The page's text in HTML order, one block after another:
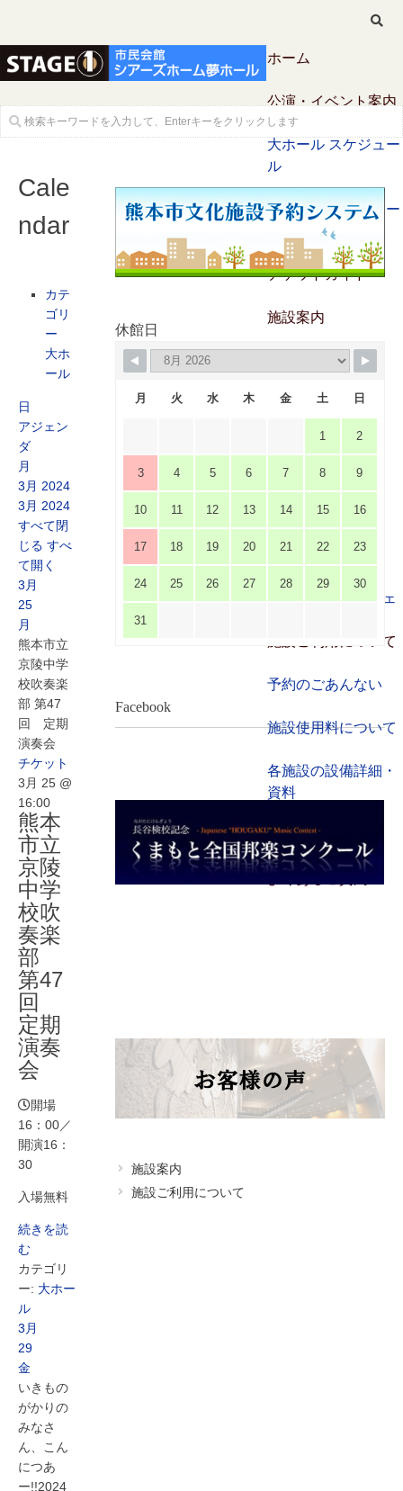
ホーム
公演・イベント案内
大ホール スケジュー
ル
大会議室 スケジュー
チケットガイド
施設案内
ステージビュー
ル）
中小会議室
展示ロビー
レストラン・カフェ
施設ご利用について
予約のごあんない
施設使用料について
各施設の設備詳細・
資料
アクセス
Cale
ndar
カテ
ゴリ
ー
大ホ
ール
日
アジェン
ダ
月
3月 2024
3月 2024
すべて閉
じる すべ
て開く
3月
25
月
熊本市立
京陵中学
校吹奏楽
部 第47
回 定期
演奏会
チケット
3月 25 @
16:00
熊本
市立
京陵
中学
校吹
奏楽
部
第47
回
定期
演奏
会
開場
16：00／
開演16：
30
入場無料
続きを読
む
カテゴリ
ー: 大ホー
ル
3月
29
金
いきもの
がかりの
みなさ
ん、こん
につあ
ー!!2024
休館日
月 火 水 木 金 土 日
1 2
3 4 5 6 7 8 9
10 11 12 13 14 15 16
17 18 19 20 21 22 23
24 25 26 27 28 29 30
31
Facebook
施設案内
施設ご利用について